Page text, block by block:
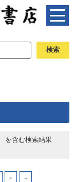
を含む検索結果
> »